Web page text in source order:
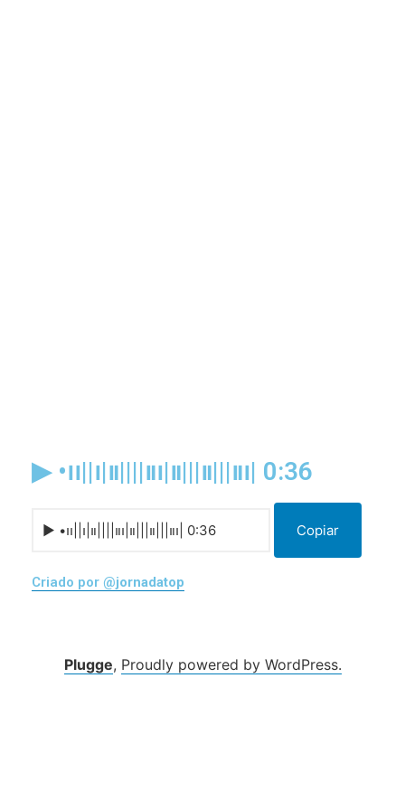
▶︎ •၊၊||၊|။||||။၊|။|||။|||။၊| 0:36
Copiar
Criado por @jornadatop
Plugge, Proudly powered by WordPress.